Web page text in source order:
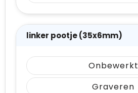
linker pootje (35x6mm)
Onbewerkt
Graveren